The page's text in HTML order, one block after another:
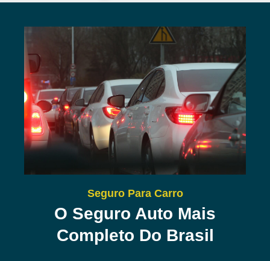
Seguro Para Carro
O Seguro Auto Mais
Completo Do Brasil